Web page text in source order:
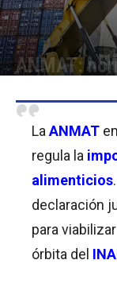
ANMAT:
La ANMAT
regula la
alimenticios
declaración
para
órbita del